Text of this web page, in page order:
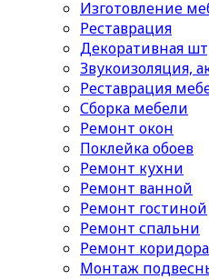
Изготовление
Реставрация
Декоративная
Звукоизоляция,
Реставрация
Сборка мебели
Ремонт окон
Поклейка обоев
Ремонт кухни
Ремонт ванной
Ремонт гостиной
Ремонт спальни
Ремонт коридора
Монтаж